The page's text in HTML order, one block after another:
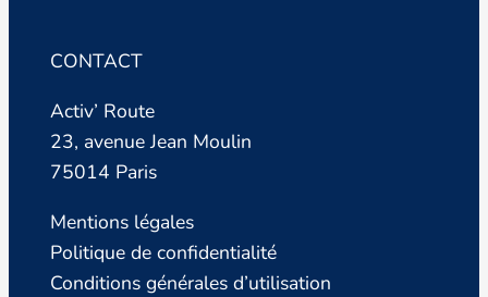
CONTACT
Activ’ Route
23, avenue Jean Moulin
75014 Paris
Mentions légales
Politique de confidentialité
Conditions générales d’utilisation